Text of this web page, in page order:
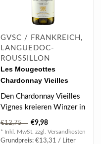
GVSC / FRANKREICH,
LANGUEDOC-
ROUSSILLON
Les Mougeottes
Chardonnay Vieilles
Vignes 2025 0.75 l
Den Chardonnay Vieilles
Vignes kreieren Winzer in
Saint-Chinian im
Languedoc-Rou..
€12,75 €9,98
* Inkl. MwSt. zzgl. Versandkosten
Grundpreis: €13,31 / Liter